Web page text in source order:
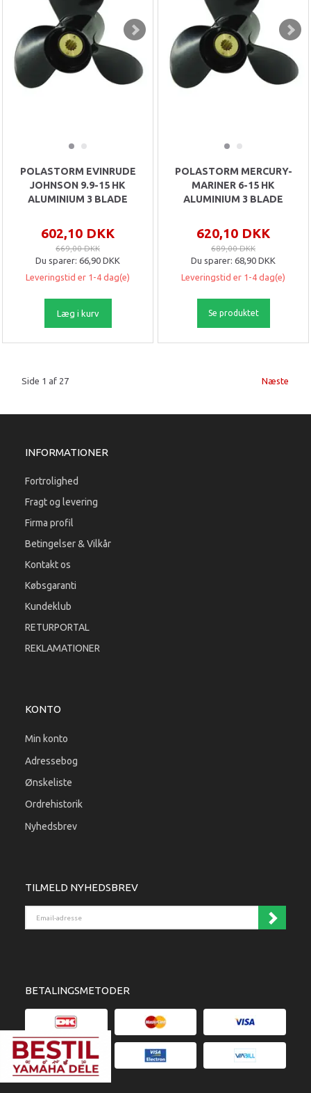
POLASTORM EVINRUDE
JOHNSON 9.9-15 HK
ALUMINIUM 3 BLADE
602,10 DKK
669,00 DKK
Du sparer: 66,90 DKK
Leveringstid er 1-4 dag(e)
Læg i kurv
POLASTORM MERCURY-
MARINER 6-15 HK
ALUMINIUM 3 BLADE
620,10 DKK
689,00 DKK
Du sparer: 68,90 DKK
Leveringstid er 1-4 dag(e)
Se produktet
Side 1 af 27 Næste
INFORMATIONER
Fortrolighed
Fragt og levering
Firma profil
Betingelser & Vilkår
Kontakt os
Købsgaranti
Kundeklub
RETURPORTAL
REKLAMATIONER
KONTO
Min konto
Adressebog
Ønskeliste
Ordrehistorik
Nyhedsbrev
TILMELD NYHEDSBREV
BETALINGSMETODER